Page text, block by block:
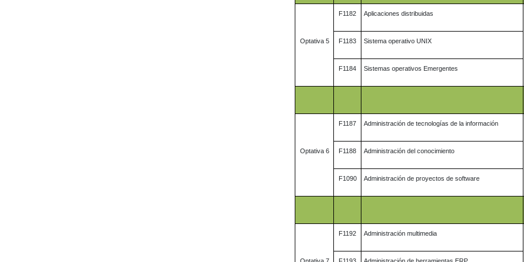
Optativa 5
F1182 Aplicaciones distribuidas
F1183 Sistema operativo UNIX
F1184 Sistemas operativos Emergentes
Optativa 6
F1187 Administración de tecnologías de la información
F1188 Administración del conocimiento
F1090 Administración de proyectos de software
F1192 Administración multimedia